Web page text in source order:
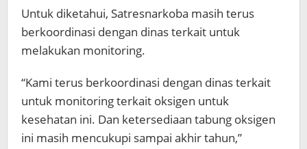
Untuk diketahui, Satresnarkoba masih terus
berkoordinasi dengan dinas terkait untuk
melakukan monitoring.
“Kami terus berkoordinasi dengan dinas terkait
untuk monitoring terkait oksigen untuk
kesehatan ini. Dan ketersediaan tabung oksigen
ini masih mencukupi sampai akhir tahun,”